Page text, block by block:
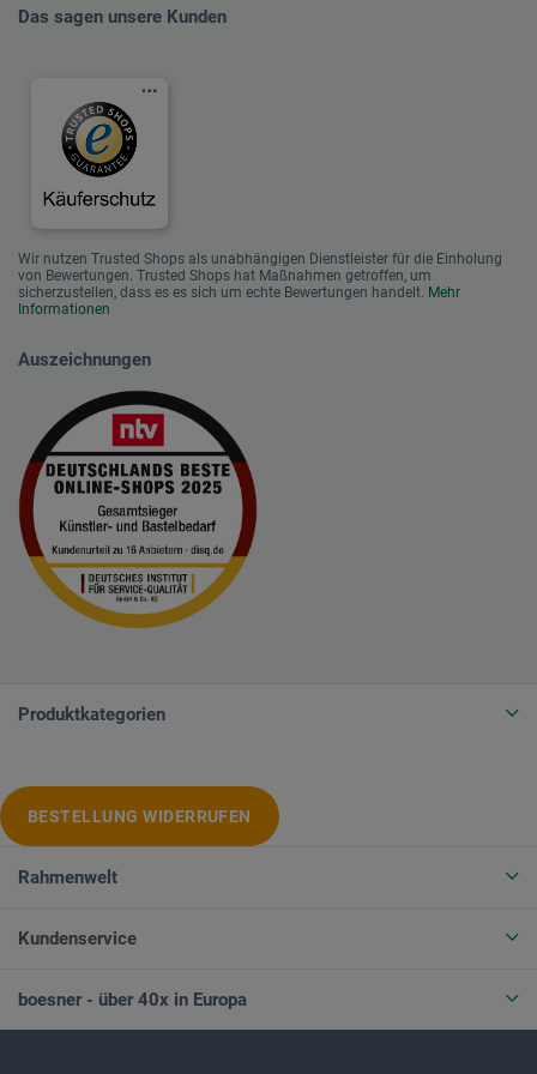
Das sagen unsere Kunden
Wir nutzen Trusted Shops als unabhängigen Dienstleister für die Einholung
von Bewertungen. Trusted Shops hat Maßnahmen getroffen, um
sicherzustellen, dass es es sich um echte Bewertungen handelt. Mehr
Informationen
Auszeichnungen
Produktkategorien
BESTELLUNG WIDERRUFEN
Rahmenwelt
Kundenservice
boesner - über 40x in Europa